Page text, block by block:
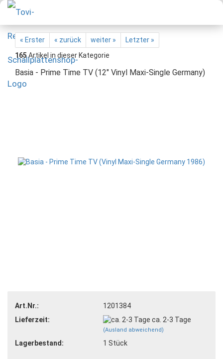
« Erster « zurück weiter »
Letzter »
165Artikel in dieser Kategorie
Basia - Prime Time TV (12" Vinyl Maxi-Single Germany)
Art.Nr.:
1201384
Lieferzeit:
ca. 2-3 Tage
(Ausland abweichend)
Lagerbestand: 1 Stück